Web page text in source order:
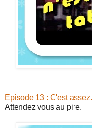
Episode 13 : C'est assez.
Attendez vous au pire.